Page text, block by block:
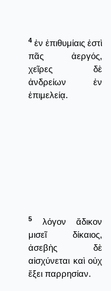
4 ἐν ἐπιθυμίαις ἐστὶ
πᾶς ἀεργός,
χεῖρες δὲ
ἀνδρείων ἐν
ἐπιμελείᾳ.
5
λόγον ἄδικον
μισεῖ δίκαιος,
ἀσεβὴς δὲ
αἰσχύνεται καὶ οὐχ
ἕξει παρρησίαν.